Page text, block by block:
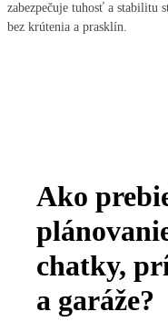
zabezpečuje tuhosť a stabilitu
bez krútenia a prasklín.
Ako
chatky,
a garáže?